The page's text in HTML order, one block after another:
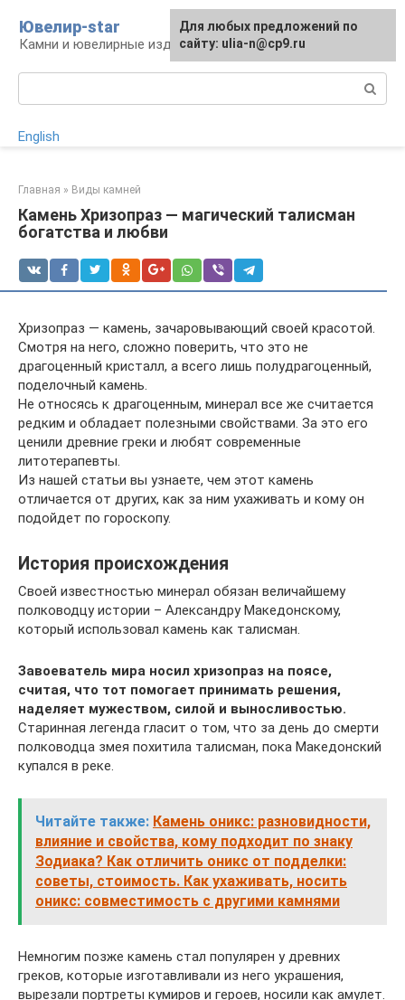
контенту
Ювелир-star
Камни и ювелирные изделия
English
Главная » Виды камней
Камень Хризопраз — магический талисман
богатства и любви
Хризопраз — камень, зачаровывающий своей красотой.
Смотря на него, сложно поверить, что это не
драгоценный кристалл, а всего лишь полудрагоценный,
поделочный камень.
Не относясь к драгоценным, минерал все же считается
редким и обладает полезными свойствами. За это его
ценили древние греки и любят современные
литотерапевты.
Из нашей статьи вы узнаете, чем этот камень
отличается от других, как за ним ухаживать и кому он
подойдет по гороскопу.
История происхождения
Своей известностью минерал обязан величайшему
полководцу истории – Александру Македонскому,
который использовал камень как талисман.
Завоеватель мира носил хризопраз на поясе,
считая, что тот помогает принимать решения,
наделяет мужеством, силой и выносливостью.
Старинная легенда гласит о том, что за день до смерти
полководца змея похитила талисман, пока Македонский
купался в реке.
Читайте также: Камень оникс: разновидности,
влияние и свойства, кому подходит по знаку
Зодиака? Как отличить оникс от подделки:
советы, стоимость. Как ухаживать, носить
оникс: совместимость с другими камнями
Немногим позже камень стал популярен у древних
греков, которые изготавливали из него украшения,
вырезали портреты кумиров и героев, носили как амулет.
Для любых предложений по
сайту: ulia-n@cp9.ru